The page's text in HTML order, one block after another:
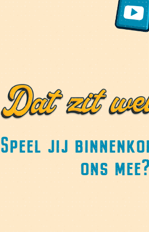
Speel jij
ons mee?